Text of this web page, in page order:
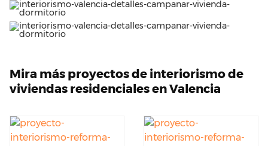
Mira más proyectos de interiorismo de
viviendas residenciales en Valencia